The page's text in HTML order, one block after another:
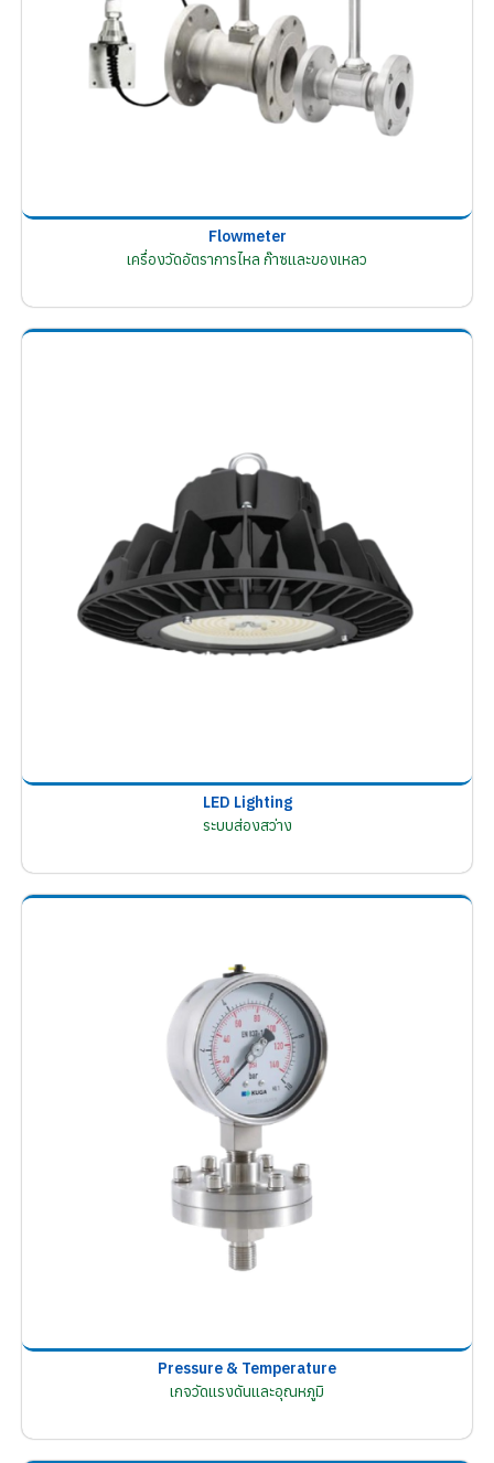
Flowmeter
เครื่องวัดอัตราการไหล ก๊าซและของเหลว
LED Lighting
ระบบส่องสว่าง
Pressure & Temperature
เกจวัดแรงดันและอุณหภูมิ